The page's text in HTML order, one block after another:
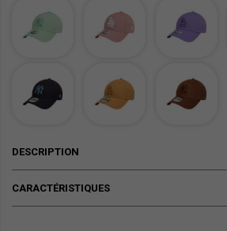
DESCRIPTION
CARACTÉRISTIQUES